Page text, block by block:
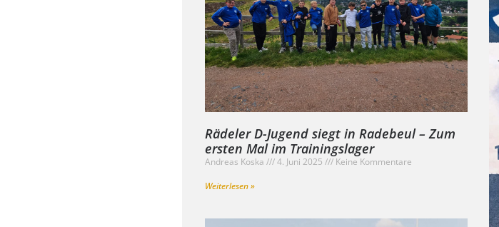
Rädeler D-Jugend siegt in Radebeul – Zum
ersten Mal im Trainingslager
Andreas Koska 4. Juni 2025
Keine Kommentare
Weiterlesen »